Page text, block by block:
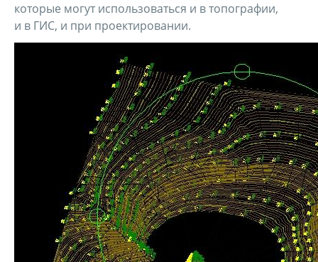
которые могут использоваться и в топографии,
и в ГИС, и при проектировании.